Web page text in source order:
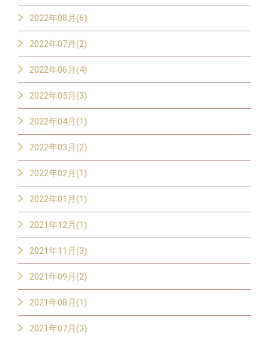
2022年08月(6)
2022年07月(2)
2022年06月(4)
2022年05月(3)
2022年04月(1)
2022年03月(2)
2022年02月(1)
2022年01月(1)
2021年12月(1)
2021年11月(3)
2021年09月(2)
2021年08月(1)
2021年07月(3)